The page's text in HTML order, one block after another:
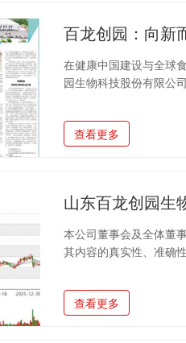
百龙创园：向新
在健康中国建设与全球
园生物科技股份有限公
食品原料多品种、规模
心，以项目建设、科技
查看更多
山东百龙创园生
本公司董事会及全体董
其内容的真实性、准确
为准，提请投资者注意
报告期上年同期增减
查看更多